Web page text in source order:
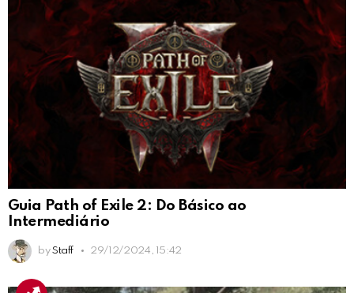
Guia Path of Exile 2: Do Básico ao
Intermediário
by Staff 29/12/2024, 15:42